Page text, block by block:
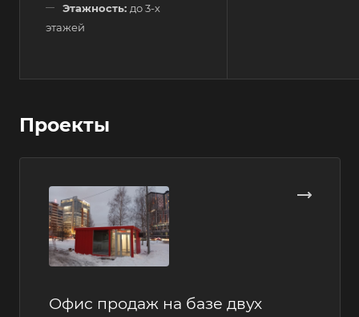
Этажность: до 3-х
этажей
Проекты
Офис продаж на базе двух